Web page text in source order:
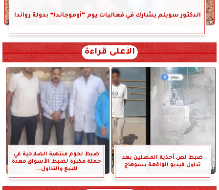
الدكتور سويلم يشارك في فعاليات يوم “أوموجاندا” بدولة رواندا
الأعلى قراءة
ضبط لص أحذية المصلين بعد
تداول فيديو الواقعة بسوهاج
ضبط لحوم منتهية الصلاحية في
حملة مكبرة لضبط الأسواق معدة
للبيع والتداول...